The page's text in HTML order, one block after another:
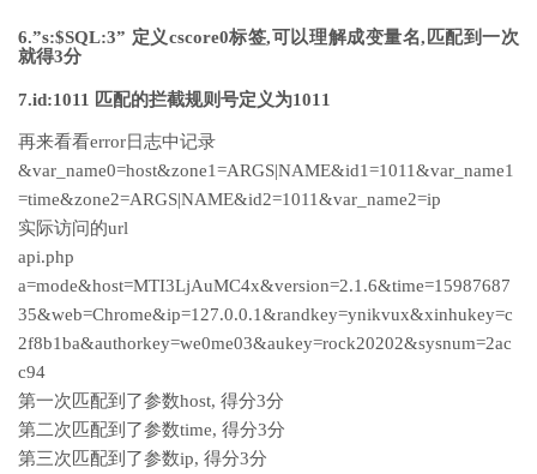
6.”s:$SQL:3” 定义cscore0标签,可以理解成变量名,匹配到一次
就得3分
7.id:1011 匹配的拦截规则号定义为1011
再来看看error日志中记录
&var_name0=host&zone1=ARGS|NAME&id1=1011&var_name1
=time&zone2=ARGS|NAME&id2=1011&var_name2=ip
实际访问的url
api.php
a=mode&host=MTI3LjAuMC4x&version=2.1.6&time=15987687
35&web=Chrome&ip=127.0.0.1&randkey=ynikvux&xinhukey=c
2f8b1ba&authorkey=we0me03&aukey=rock20202&sysnum=2ac
c94
第一次匹配到了参数host, 得分3分
第二次匹配到了参数time, 得分3分
第三次匹配到了参数ip, 得分3分